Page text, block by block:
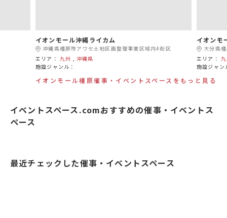
イオンモール沖縄ライカム
沖縄県橿原市アワセ土地区画整理事業区域内4街区
エリア： 九州 ,沖縄県
施設ジャンル：
イオンモ
大分県
エリア：
施設ジャン
イオンモール橿原催事・イベントスペースをもっと見る
イベントスペース.comおすすめの催事・イベントス
ペース
最近チェックした催事・イベントスペース